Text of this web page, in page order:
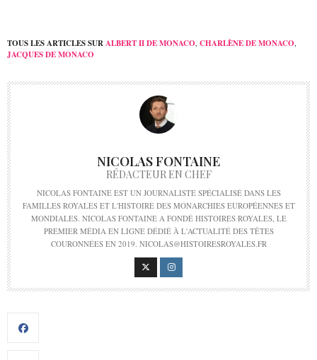
TOUS LES ARTICLES SURALBERT II DE MONACO, CHARLÈNE DE MONACO,
JACQUES DE MONACO
NICOLAS FONTAINE
RÉDACTEUR EN CHEF
NICOLAS FONTAINE EST UN JOURNALISTE SPÉCIALISÉ DANS LES
FAMILLES ROYALES ET L'HISTOIRE DES MONARCHIES EUROPÉENNES ET
MONDIALES. NICOLAS FONTAINE A FONDÉ HISTOIRES ROYALES, LE
PREMIER MÉDIA EN LIGNE DÉDIÉ À L'ACTUALITÉ DES TÊTES
COURONNÉES EN 2019. NICOLAS@HISTOIRESROYALES.FR